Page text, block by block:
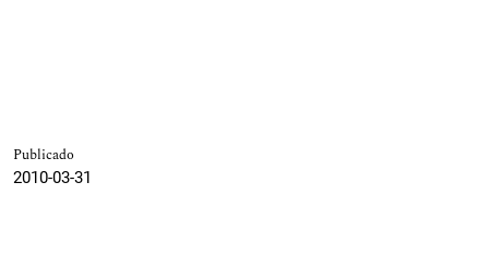
Publicado
2010-03-31